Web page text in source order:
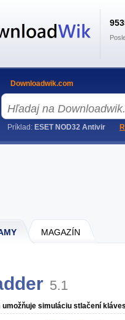
MAGAZÍN
5.1
umožňuje simuláciu stlačení
Downloadwik.com
Príklad: ESET NOD32 Antivir